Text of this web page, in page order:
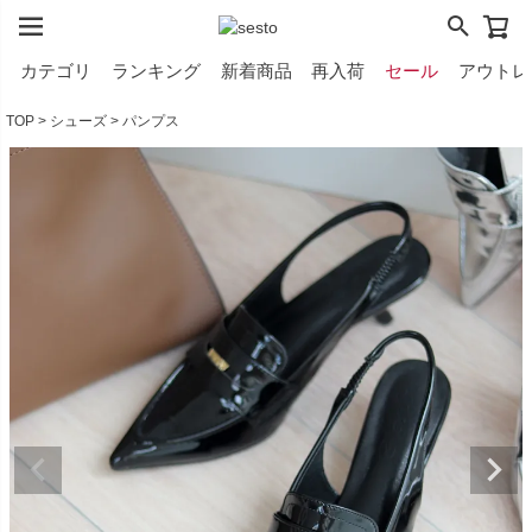
カテゴリ ランキング 新着商品 再入荷 セール アウト
TOP シューズ パンプス